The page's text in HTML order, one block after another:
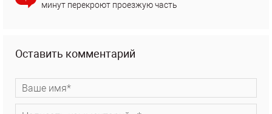
минут перекроют проезжую часть
Оставить комментарий